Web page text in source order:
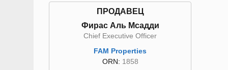
ПРОДАВЕЦ
Фирас Аль Мсадди
Chief Executive Officer
FAM Properties
ORN: 1858